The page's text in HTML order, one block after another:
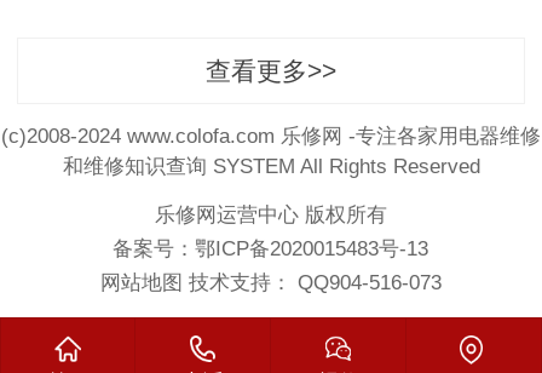
查看更多>>
(c)2008-2024 www.colofa.com 乐修网 -专注各家用电器维修
和维修知识查询 SYSTEM All Rights Reserved
乐修网运营中心 版权所有
备案号：鄂ICP备2020015483号-13
网站地图 技术支持： QQ904-516-073